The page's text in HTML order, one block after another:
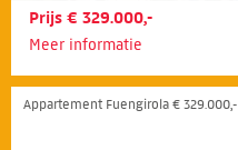
Prijs € 329.000,-
Meer informatie
Appartement Fuengirola € 329.000,-